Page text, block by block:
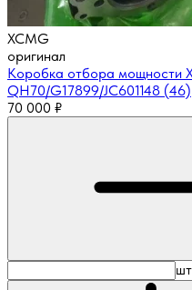
XCMG
оригинал
Коробка отбора мощности
QH70/G17899/JC601148 (46)
70 000 ₽
шт